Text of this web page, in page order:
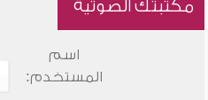
مكتبتك الصوتية
اسم
المستخدم: